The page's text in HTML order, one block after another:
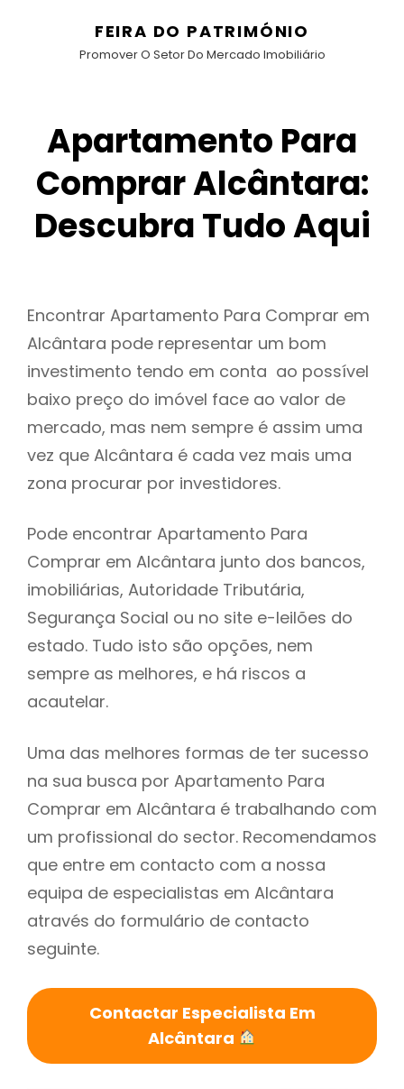
FEIRA DO PATRIMÓNIO
Promover O Setor Do Mercado Imobiliário
Apartamento Para
Comprar Alcântara:
Descubra Tudo Aqui
Encontrar Apartamento Para Comprar em
Alcântara pode representar um bom
investimento tendo em conta ao possível
baixo preço do imóvel face ao valor de
mercado, mas nem sempre é assim uma
vez que Alcântara é cada vez mais uma
zona procurar por investidores.
Pode encontrar Apartamento Para
Comprar em Alcântara junto dos bancos,
imobiliárias, Autoridade Tributária,
Segurança Social ou no site e-leilões do
estado. Tudo isto são opções, nem
sempre as melhores, e há riscos a
acautelar.
Uma das melhores formas de ter sucesso
na sua busca por Apartamento Para
Comprar em Alcântara é trabalhando com
um profissional do sector. Recomendamos
que entre em contacto com a nossa
equipa de especialistas em Alcântara
através do formulário de contacto
seguinte.
Contactar Especialista Em
Alcântara